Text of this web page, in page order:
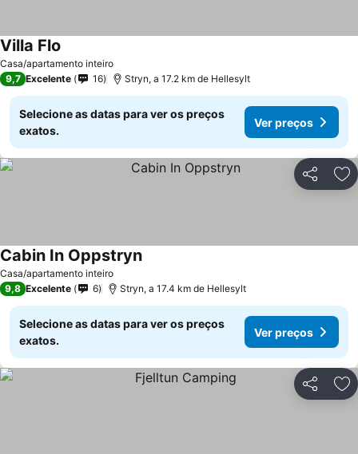
Casa/apartamento inteiro
Villa Flo
9,7 Excelente 16 Stryn, a 17.2 km de Hellesylt
Selecione as datas para ver os preços
exatos.
Ver preços
Partilhar
Casa/apartamento inteiro
Cabin In Oppstryn
9,8 Excelente 6 Stryn, a 17.4 km de Hellesylt
Selecione as datas para ver os preços
exatos.
Ver preços
Partilhar